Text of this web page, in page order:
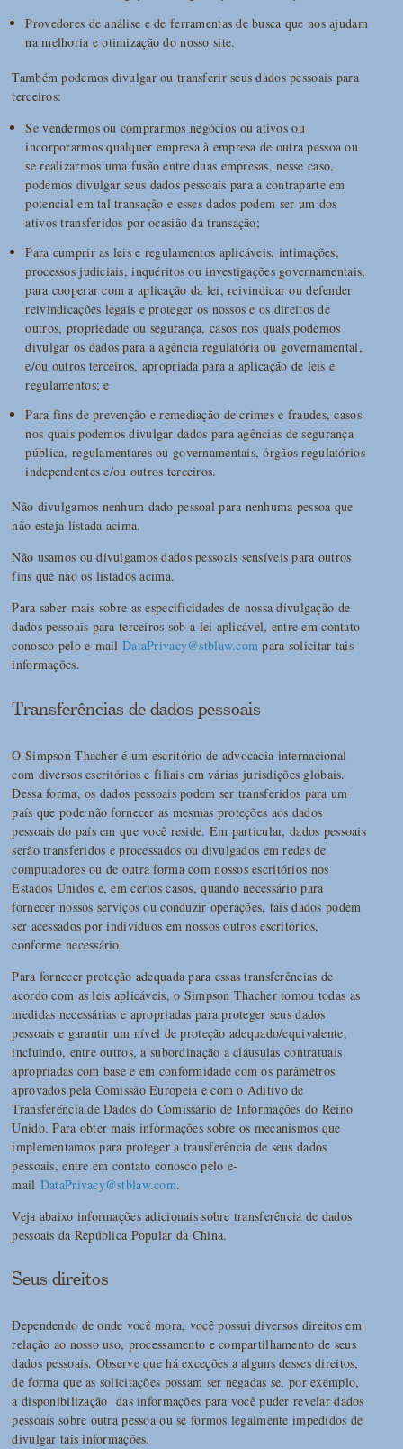
Provedores de análise e de ferramentas de busca que nos ajudam
na melhoria e otimização do nosso site.
Também podemos divulgar ou transferir seus dados pessoais para
terceiros:
Se vendermos ou comprarmos negócios ou ativos ou
incorporarmos qualquer empresa à empresa de outra pessoa ou
se realizarmos uma fusão entre duas empresas, nesse caso,
podemos divulgar seus dados pessoais para a contraparte em
potencial em tal transação e esses dados podem ser um dos
ativos transferidos por ocasião da transação;
Para cumprir as leis e regulamentos aplicáveis, intimações,
processos judiciais, inquéritos ou investigações governamentais,
para cooperar com a aplicação da lei, reivindicar ou defender
reivindicações legais e proteger os nossos e os direitos de
outros, propriedade ou segurança, casos nos quais podemos
divulgar os dados para a agência regulatória ou governamental,
e/ou outros terceiros, apropriada para a aplicação de leis e
regulamentos; e
Para fins de prevenção e remediação de crimes e fraudes, casos
nos quais podemos divulgar dados para agências de segurança
pública, regulamentares ou governamentais, órgãos regulatórios
independentes e/ou outros terceiros.
Não divulgamos nenhum dado pessoal para nenhuma pessoa que
não esteja listada acima.
Não usamos ou divulgamos dados pessoais sensíveis para outros
fins que não os listados acima.
Para saber mais sobre as especificidades de nossa divulgação de
dados pessoais para terceiros sob a lei aplicável, entre em contato
conosco pelo e-mailDataPrivacy@stblaw.com para solicitar tais
informações.
Transferências de dados pessoais
O Simpson Thacher é um escritório de advocacia internacional
com diversos escritórios e filiais em várias jurisdições globais.
Dessa forma, os dados pessoais podem ser transferidos para um
país que pode não fornecer as mesmas proteções aos dados
pessoais do país em que você reside. Em particular, dados pessoais
serão transferidos e processados ou divulgados em redes de
computadores ou de outra forma com nossos escritórios nos
Estados Unidos e, em certos casos, quando necessário para
fornecer nossos serviços ou conduzir operações, tais dados podem
ser acessados por indivíduos em nossos outros escritórios,
conforme necessário.
Para fornecer proteção adequada para essas transferências de
acordo com as leis aplicáveis, o Simpson Thacher tomou todas as
medidas necessárias e apropriadas para proteger seus dados
pessoais e garantir um nível de proteção adequado/equivalente,
incluindo, entre outros, a subordinação a cláusulas contratuais
apropriadas com base e em conformidade com os parâmetros
aprovados pela Comissão Europeia e com o Aditivo de
Transferência de Dados do Comissário de Informações do Reino
Unido. Para obter mais informações sobre os mecanismos que
implementamos para proteger a transferência de seus dados
pessoais, entre em contato conosco pelo e-
mail DataPrivacy@stblaw.com.
Veja abaixo informações adicionais sobre transferência de dados
pessoais da República Popular da China.
Seus direitos
Dependendo de onde você mora, você possui diversos direitos em
relação ao nosso uso, processamento e compartilhamento de seus
dados pessoais. Observe que há exceções a alguns desses direitos,
de forma que as solicitações possam ser negadas se, por exemplo,
a disponibilização das informações para você puder revelar dados
pessoais sobre outra pessoa ou se formos legalmente impedidos de
divulgar tais informações.